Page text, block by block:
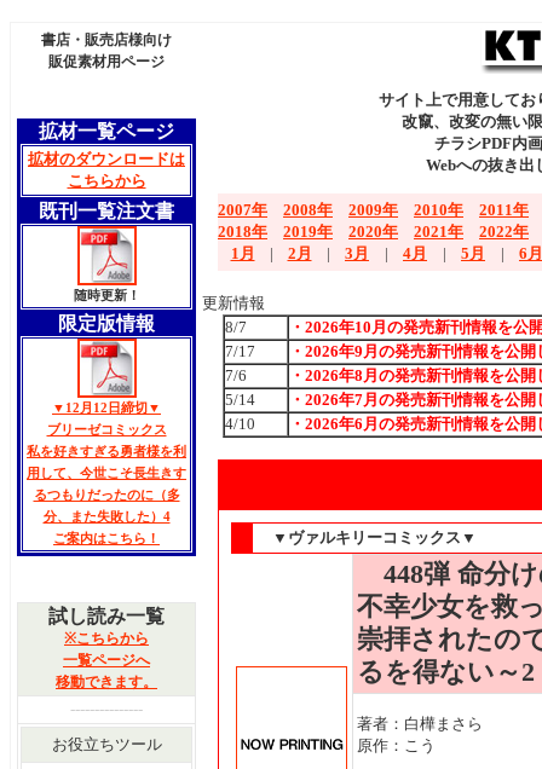
書店・販売店様向け
販促素材用ページ
拡材一覧ページ
拡材のダウンロードは
こちらから
既刊一覧注文書
随時更新！
限定版情報
▼12月12日締切▼
ブリーゼコミックス
私を好きすぎる勇者様を利
用して、今世こそ長生きす
るつもりだったのに（多
分、また失敗した）4
ご案内はこちら！
試し読み一覧
※こちらから
一覧ページへ
移動できます。
---------------
お役立ちツール
サイト上で用意して
改竄、改変の無い
チラシPDF内
Webへの抜き出
2007年 2008年 2009年 2010年
2011年
2018年
2019年 2020年 2021年
2022年
1月
| 2月 | 3月 | 4月 | 5月 | 6月
更新情報
8/7
・2026年10月の発売新刊情報を公
7/17
・2026年9月の発売新刊情報を公開
7/6
・2026年8月の発売新刊情報を公開
5/14
・2026年7月の発売新刊情報を公開
4/10
・2026年6月の発売新刊情報を公開
▼ヴァルキリーコミックス▼
448弾 命分
不幸少女を救
崇拝されたの
るを得ない～2
著者：白樺まさら
原作：こう